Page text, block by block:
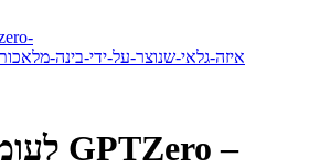
איזה-גלאי-שנוצר-על-ידי-בינה-